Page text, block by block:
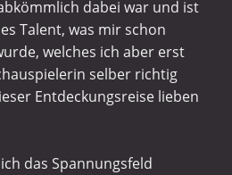
dabei war und ist
Talent, was mir schon
welches ich aber erst
selber richtig
Entdeckungsreise lieben
das Spannungsfeld